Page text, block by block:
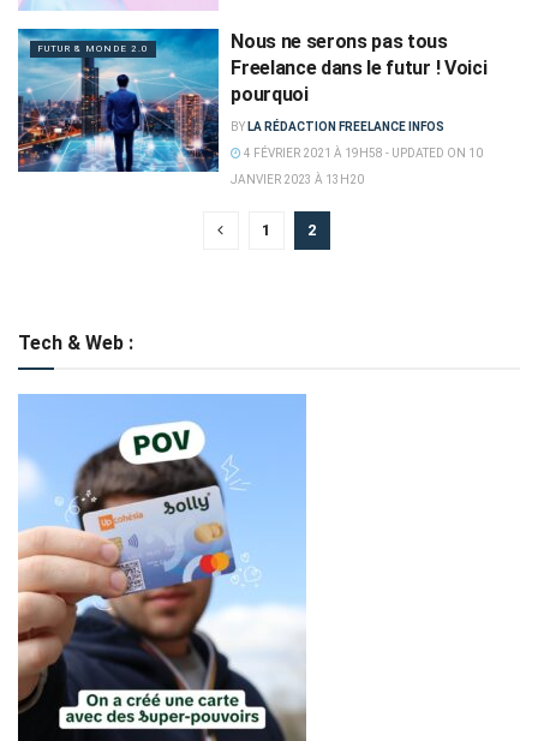
FUTUR & MONDE 2.0
Nous ne serons pas tous
Freelance dans le futur ! Voici
pourquoi
BY LA RÉDACTION FREELANCE INFOS
4 FÉVRIER 2021 À 19H58 - UPDATED ON 10
JANVIER 2023 À 13H20
1 2
Tech & Web :